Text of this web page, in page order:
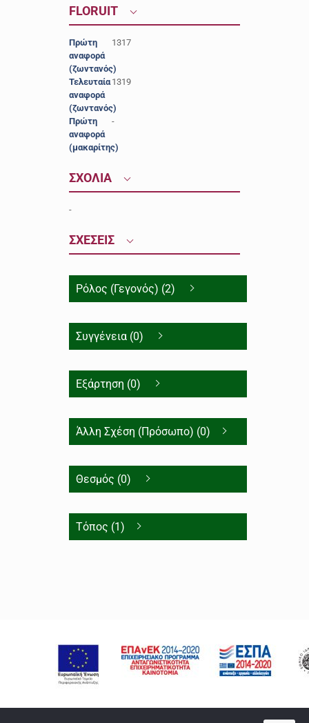
FLORUIT
Πρώτη
αναφορά
(ζωντανός)
1317
Τελευταία
αναφορά
(ζωντανός)
1319
Πρώτη
αναφορά
(μακαρίτης)
-
ΣΧΟΛΙΑ
-
ΣΧΕΣΕΙΣ
Ρόλος (Γεγονός) (2)
Συγγένεια (0)
Εξάρτηση (0)
Άλλη Σχέση (Πρόσωπο) (0)
Θεσμός (0)
Τόπος (1)